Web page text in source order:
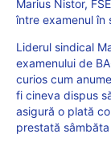
Marius Nistor,
între examenul în
Liderul sindical
examenului de
curios cum
fi cineva dispus
asigură o plată
prestată sâmbăta